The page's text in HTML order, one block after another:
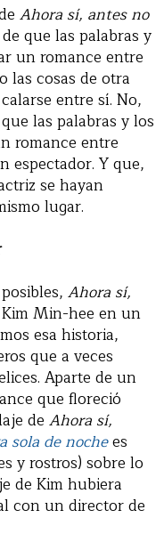
Ahora sí, antes no
que las palabras y
un romance entre
las cosas de otra
entre sí. No,
las palabras y los
romance entre
espectador. Y que,
se hayan
lugar.
Ahora sí,
Min-hee en un
esa historia,
que a veces
Aparte de un
que floreció
de Ahora sí,
sola de nochees
y rostros) sobre lo
de Kim hubiera
con un director de